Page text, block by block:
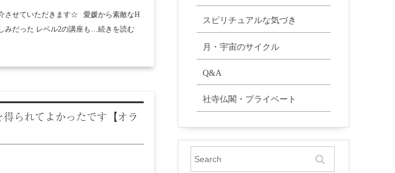
させていただきます☆ 愛媛から素敵なH
だった レベル2の講座も…続きを読む
られてよかったです【オラ
スピリチュアルな気づき
月・宇宙のサイクル
Q&A
社寺仏閣・プライベート